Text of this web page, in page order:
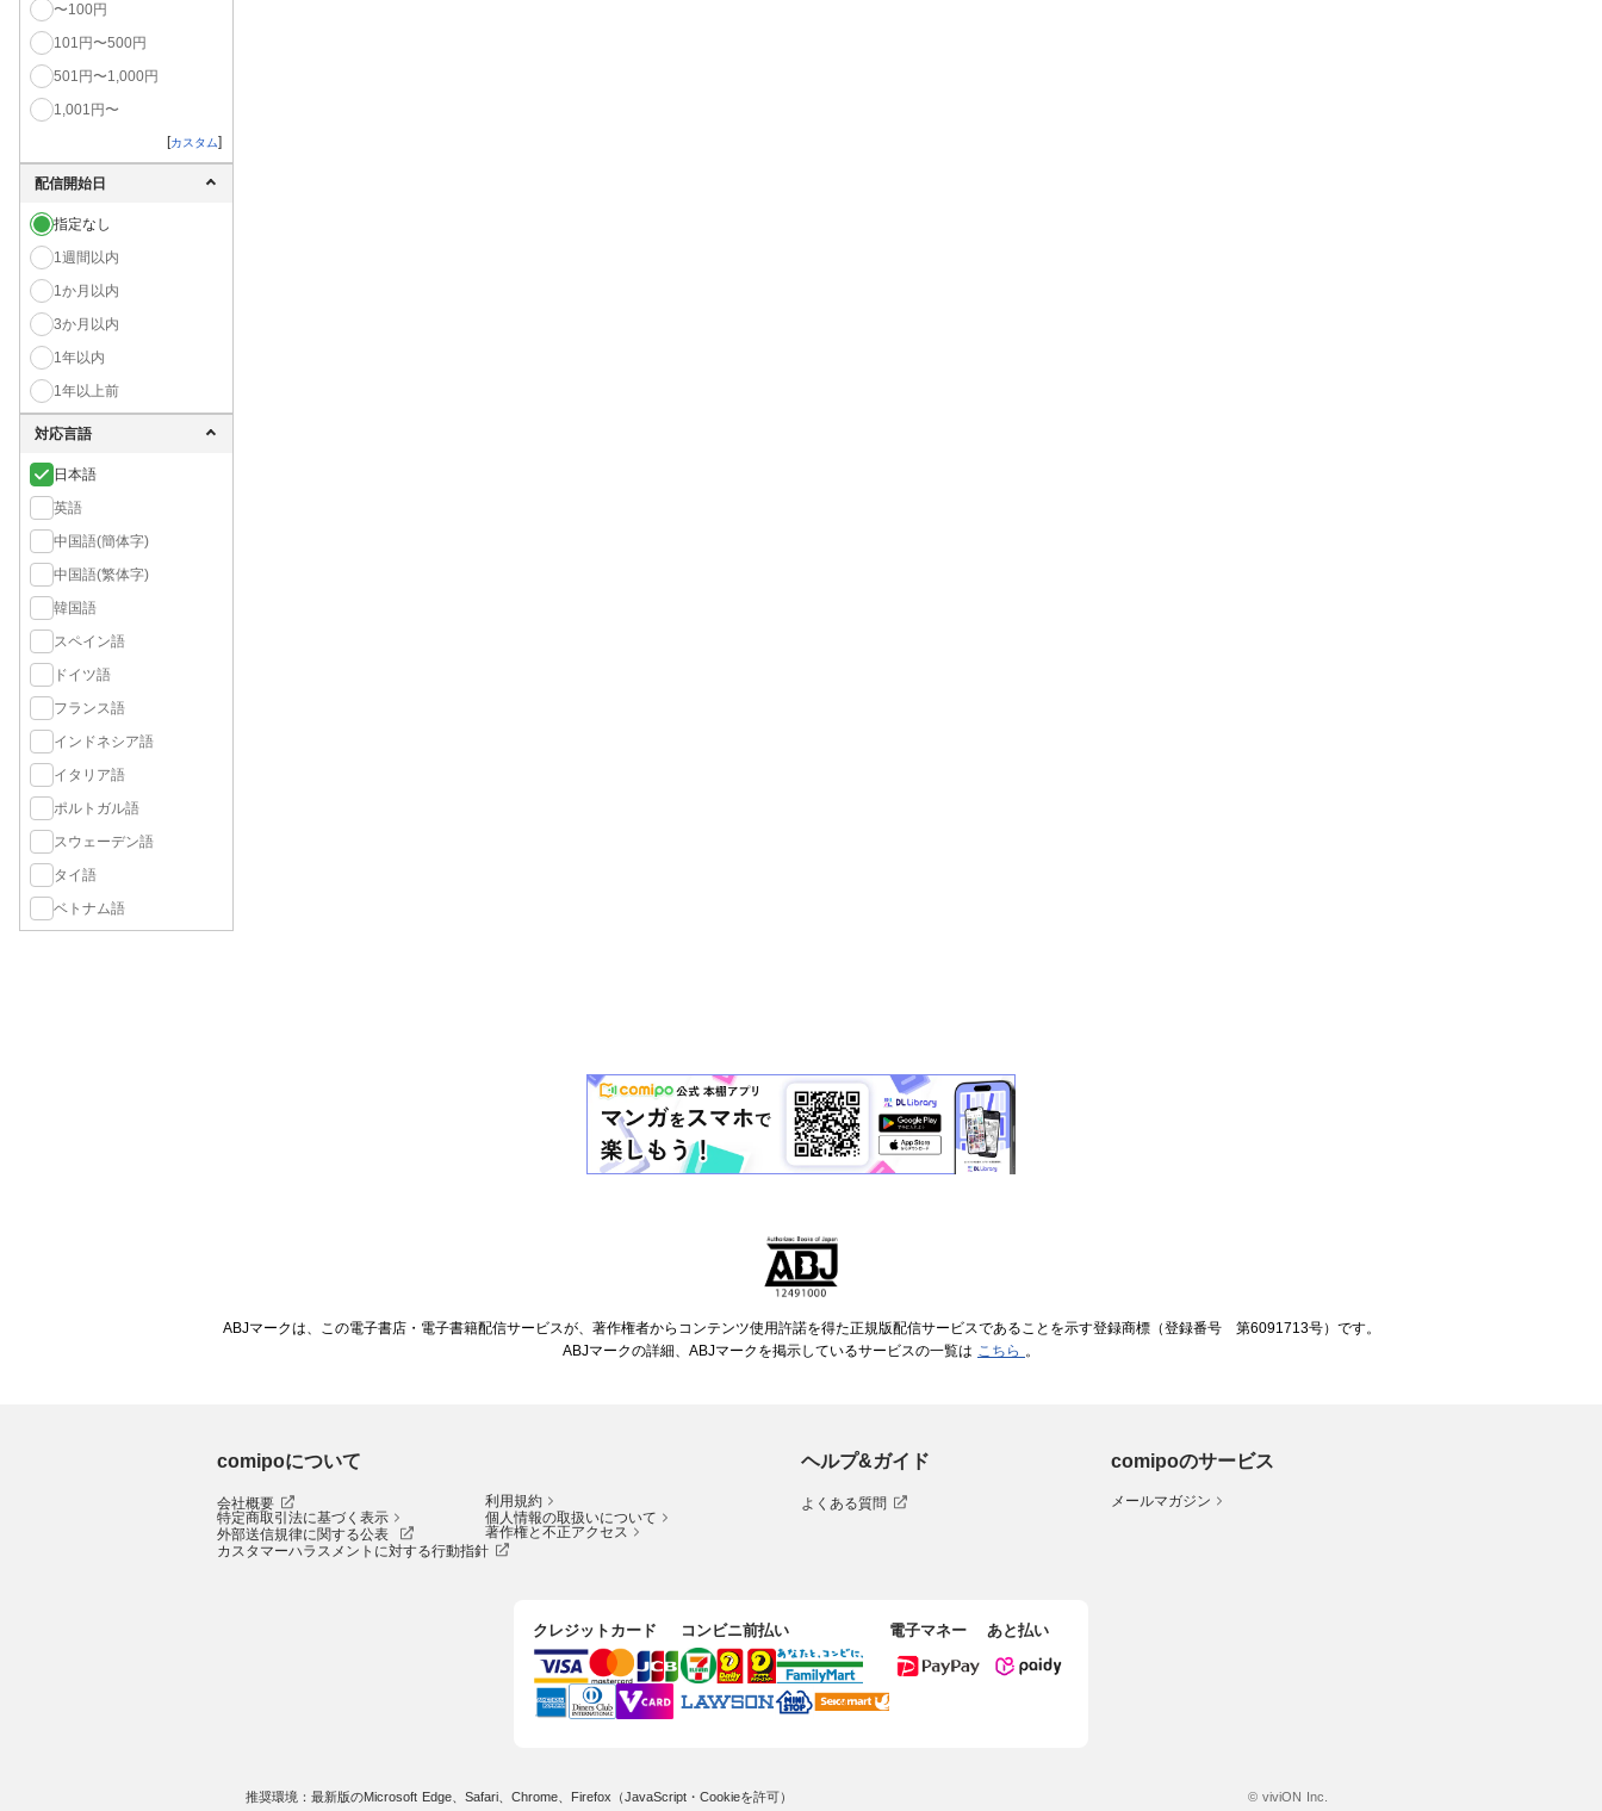
〜100円
101円〜500円
501円〜1,000円
1,001円〜
[カスタム]
配信開始日
指定なし
1週間以内
1か月以内
3か月以内
1年以内
1年以上前
対応言語
日本語
英語
中国語(簡体字)
中国語(繁体字)
韓国語
スペイン語
ドイツ語
フランス語
インドネシア語
イタリア語
ポルトガル語
スウェーデン語
タイ語
ベトナム語
ABJマークは、この電子書店・電子書籍配信サービスが、著作権者からコンテンツ使用許諾を得た正規版配信サービスであることを示す登録商標（登録番号 第6091713号）です。
ABJマークの詳細、ABJマークを掲示しているサービスの一覧は こちら 。
comipoについて
会社概要
利用規約
特定商取引法に基づく表示
個人情報の取扱いについて
外部送信規律に関する公表
著作権と不正アクセス
カスタマーハラスメントに対する行動指針
ヘルプ&ガイド
よくある質問
comipoのサービス
メールマガジン
クレジットカード コンビニ前払い 電子マネー あと払い
推奨環境：最新版のMicrosoft Edge、Safari、Chrome、Firefox（JavaScript・Cookieを許可） © viviON Inc.